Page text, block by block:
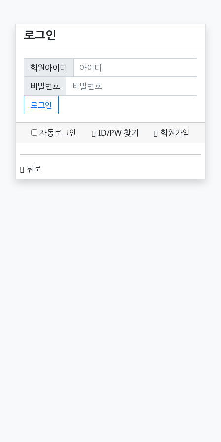
로그인
회원로그인
회원아이디
필수
비밀번호
필수
로그인
자동로그인 ID/PW 찾기 회원가입
뒤로